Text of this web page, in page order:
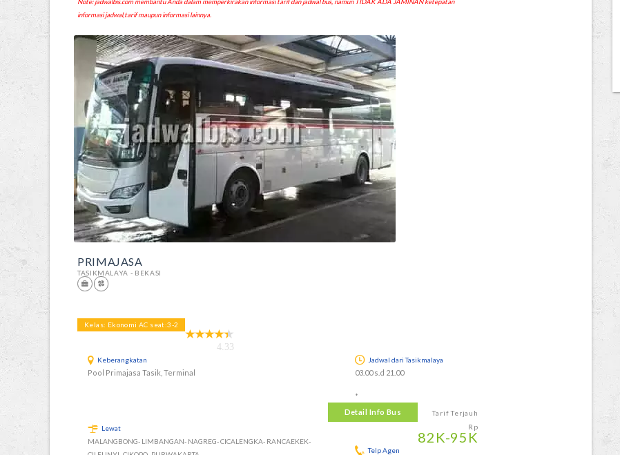
Note: jadwalbis.com membantu Anda dalam memperkirakan informasi tarif dan jadwal bus, namun TIDAK ADA JAMINAN ketepatan
informasi jadwal,tarif maupun informasi lainnya.
PRIMAJASA
TASIKMALAYA - BEKASI
Kelas: Ekonomi AC seat:3-2
4.33
Keberangkatan
Pool Primajasa Tasik, Terminal
Jadwal dari Tasikmalaya
03.00 s.d 21.00
*
Tarif Terjauh
Rp
82 K-95 K
Detail Info Bus
Lewat
MALANGBONG- LIMBANGAN- NAGREG- CICALENGKA- RANCAEKEK-
Telp Agen